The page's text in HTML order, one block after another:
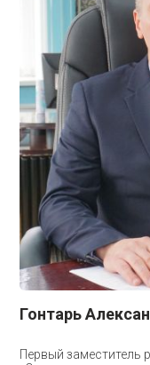
Гонтарь
Первый заместитель